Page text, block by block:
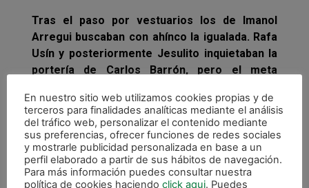
Tras el paso por vestuarios los de Imanol
Arregui buscaban con ahínco la igualada. Rafa
Usín y posteriormente Jesulito inquietaban la
portería de Carlos Barrón, pero el meta
mantenía espectácular bajo palos. Tras una
jugada por banda de Tomaz, Vadillo lograba el
1-3 a los cuatro minutos de la reanudación,
pero Rafa Usín superado el ecuador de la
segunda mitad recortaba distancias para los
En nuestro sitio web utilizamos cookies propias y de
terceros para finalidades analíticas mediante el análisis
del tráfico web, personalizar el contenido mediante
sus preferencias, ofrecer funciones de redes sociales
y mostrarle publicidad personalizada en base a un
perfil elaborado a partir de sus hábitos de navegación.
Para más información puedes consultar nuestra
política de cookies haciendo click aqui. Puedes